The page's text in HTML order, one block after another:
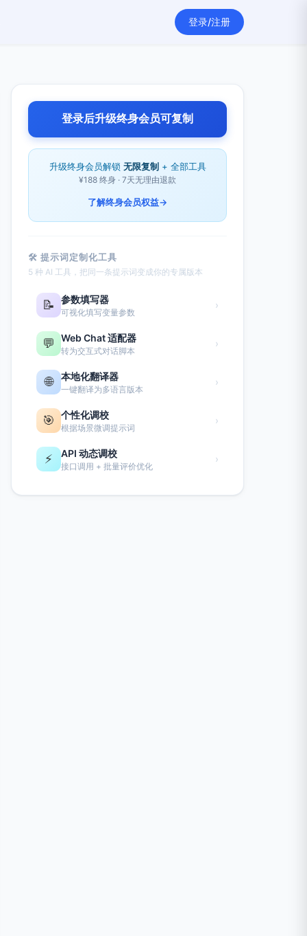
登录/注册
登录后升级终身会员可复制
升级终身会员解锁 无限复制 + 全部工具
¥188 终身 · 7天无理由退款
了解终身会员权益→
🛠 提示词定制化工具
5 种 AI 工具，把同一条提示词变成你的专属版本
📝 参数填写器
可视化填写变量参数
›
💬 Web Chat 适配器
转为交互式对话脚本
›
🌐 本地化翻译器
一键翻译为多语言版本
›
🎯 个性化调校
根据场景微调提示词
›
⚡ API 动态调校
接口调用 + 批量评价优化
›